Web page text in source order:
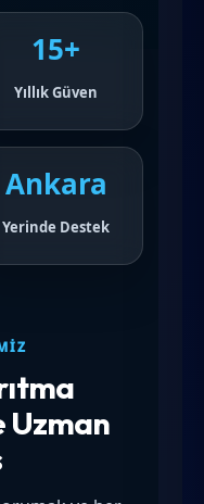
15+
Yıllık Güven
Ankara
Yerinde Destek
Uzman